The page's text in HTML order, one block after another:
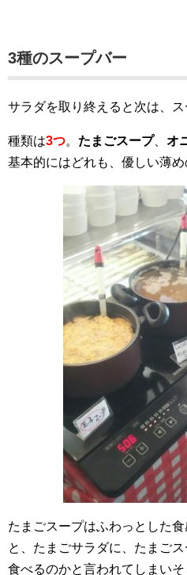
3種のスープバー
サラダを取り終えると次は、ス
種類は3つ。 たまごスープ、 オ
基本的にはどれも、優しい薄め
たまごスープはふわっとした
と、たまごサラダに、たまご
食べるのかと言われてしまい